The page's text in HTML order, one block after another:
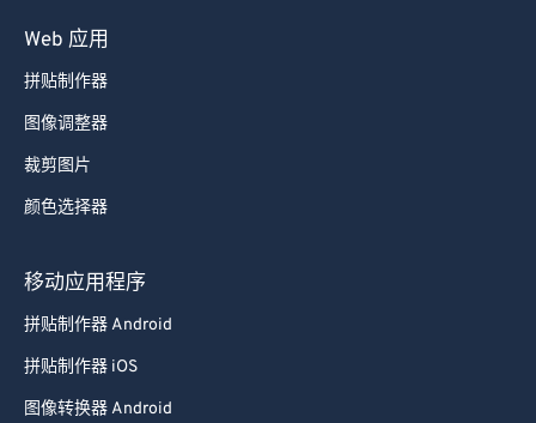
Web 应用
拼贴制作器
图像调整器
裁剪图片
颜色选择器
移动应用程序
拼贴制作器 Android
拼贴制作器 iOS
图像转换器 Android